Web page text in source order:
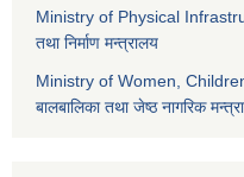
Ministry of Physical
तथा निर्माण मन्त्रालय
Ministry of Women,
बालबालिका तथा जेष्ठ नागरिक